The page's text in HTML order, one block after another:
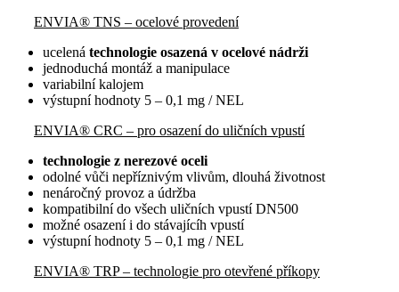
ENVIA® TNS – ocelové provedení
ucelená technologie osazená v ocelové nádrži
jednoduchá montáž a manipulace
variabilní kalojem
výstupní hodnoty 5 – 0,1 mg / NEL
ENVIA® CRC – pro osazení do uličních vpustí
technologie z nerezové oceli
odolné vůči nepříznivým vlivům, dlouhá životnost
nenáročný provoz a údržba
kompatibilní do všech uličních vpustí DN500
možné osazení i do stávajícíh vpustí
výstupní hodnoty 5 – 0,1 mg / NEL
ENVIA® TRP – technologie pro otevřené příkopy